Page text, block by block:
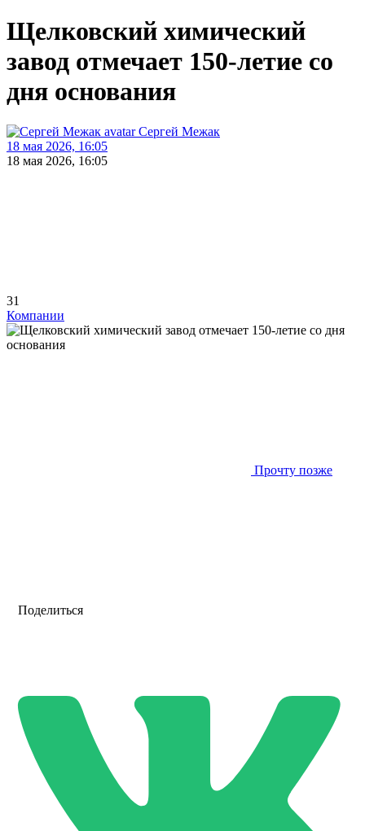
Щелковский химический
завод отмечает 150-летие со
дня основания
Сергей Межак
18 мая 2026, 16:05
18 мая 2026, 16:05
31
Компании
Прочту позже
Поделиться